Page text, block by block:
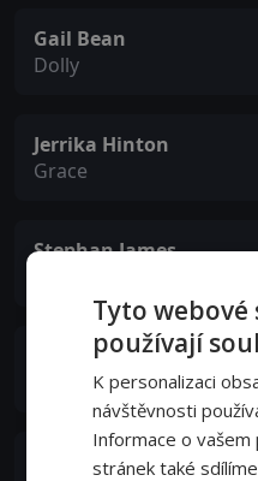
Gail Bean
Dolly
Jerrika Hinton
Grace
Stephan James
Skylar Aleece Smith
Maretha
Erykah Badu
Tyto
používají
K personalizaci
návštěvnosti
Informace o vašem
stránek také